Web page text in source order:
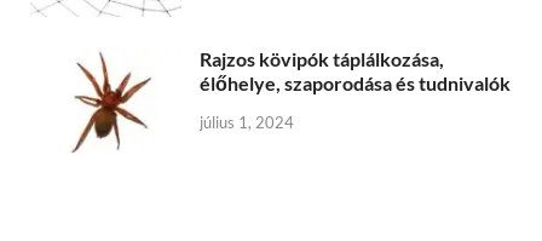
Rajzos kövipók táplálkozása,
élőhelye, szaporodása és tudnivalók
július 1, 2024